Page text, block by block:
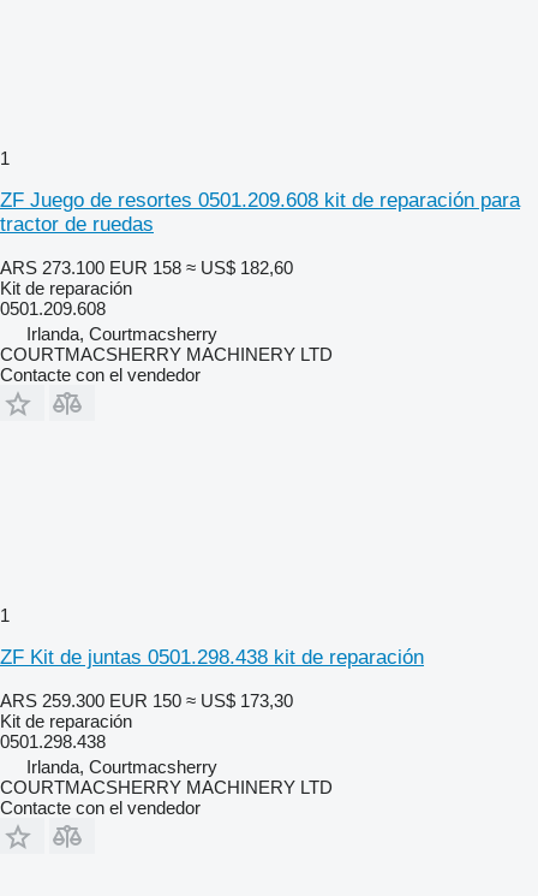
1
ZF Juego de resortes 0501.209.608 kit de reparación para
tractor de ruedas
ARS 273.100 EUR 158 ≈ US$ 182,60
Kit de reparación
0501.209.608
Irlanda, Courtmacsherry
COURTMACSHERRY MACHINERY LTD
Contacte con el vendedor
1
ZF Kit de juntas 0501.298.438 kit de reparación
ARS 259.300 EUR 150 ≈ US$ 173,30
Kit de reparación
0501.298.438
Irlanda, Courtmacsherry
COURTMACSHERRY MACHINERY LTD
Contacte con el vendedor